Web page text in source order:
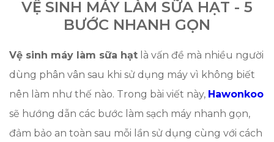
VỆ SINH MÁY LÀM SỮA HẠT - 5
BƯỚC NHANH GỌN
Vệ sinh máy làm sữa hạt là vấn đề mà nhiều người
dùng phân vân sau khi sử dụng máy vì không biết
nên làm như thế nào. Trong bài viết này, Hawonkoo
sẽ hướng dẫn các bước làm sạch máy nhanh gọn,
đảm bảo an toàn sau mỗi lần sử dụng cùng với cách